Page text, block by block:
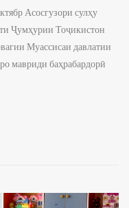
Асосгузори сулҳу
Ҷумҳурии Тоҷикистон
Муассисаи давлатии
мавриди баҳрабардорӣ